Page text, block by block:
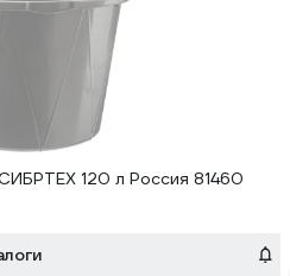
120 л Россия 81460